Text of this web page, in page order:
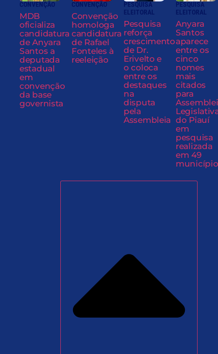
CONVENÇÃO
MDB
oficializa
candidatura
de Anyara
Santos a
deputada
estadual
em
convenção
da base
governista
CONVENÇÃO
Convenção
homologa
candidatura
de Rafael
Fonteles à
reeleição
PESQUISA
ELEITORAL
Pesquisa
reforça
crescimento
de Dr.
Erivelto e
o coloca
entre os
destaques
na
disputa
pela
Assembleia
PESQUISA
ELEITORAL
Anyara
Santos
aparece
entre os
cinco
nomes
mais
citados
para
do Piauí
em
pesquisa
realizada
em 49